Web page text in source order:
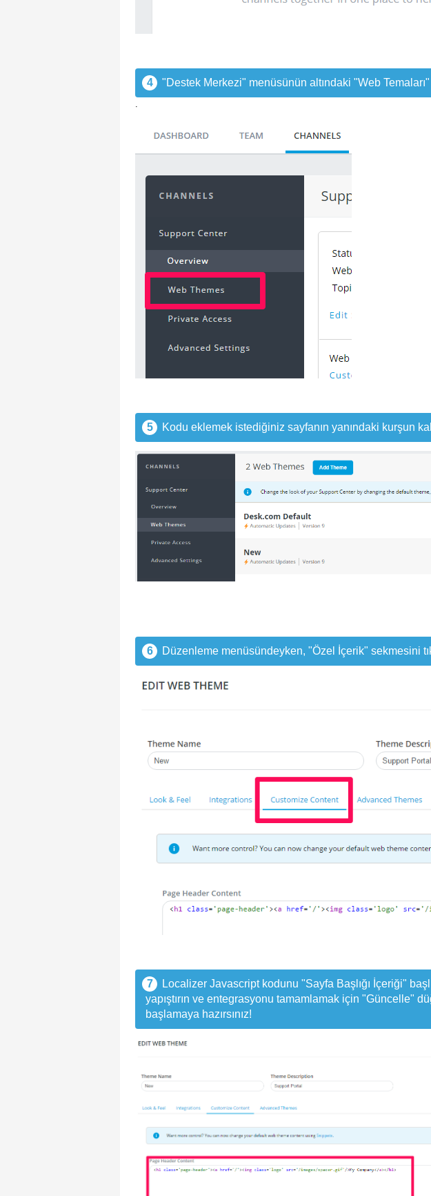
4 "Destek Merkezi" menüsünün altındaki "Web
.
5 Kodu eklemek istediğiniz sayfanın yanındaki kurşun
6 Düzenleme menüsündeyken, "Özel İçerik" sekmesini
7
Localizer Javascript kodunu "Sayfa Başlığı İçeriği"
yapıştırın ve entegrasyonu tamamlamak için "Güncelle"
başlamaya hazırsınız!